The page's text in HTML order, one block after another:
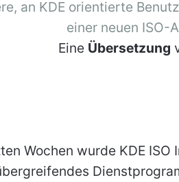
an KDE orientierte
einer neuen ISO-
Eine Übersetzung
Wochen wurde KDE ISO